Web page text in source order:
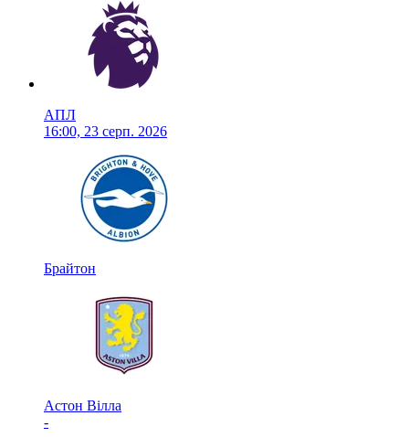
АПЛ
16:00, 23 серп. 2026
Брайтон
Астон Вілла
-